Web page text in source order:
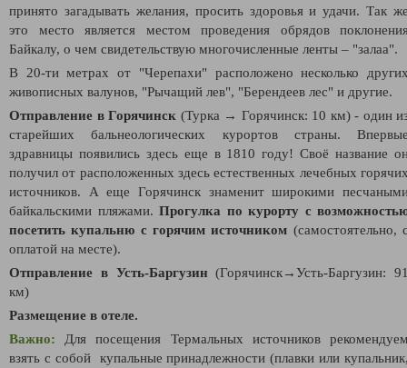
принято загадывать желания, просить здоровья и удачи. Так
это место является местом проведения обрядов
Байкалу, о чем свидетельствую многочисленные ленты – "залаа".
В 20-ти метрах от "Черепахи" расположено несколько
живописных валунов, "Рычащий лев", "Берендеев лес" и другие.
Отправление в Горячинск (Турка → Горячинск: 10 км) - один
старейших бальнеологических курортов страны.
здравницы появились здесь еще в 1810 году! Своё название
получил от расположенных здесь естественных лечебных
источников. А еще Горячинск знаменит широкими
байкальскими пляжами. Прогулка по курорту с
посетить купальню с горячим источником (самостоятельно,
оплатой на месте).
Отправление в Усть-Баргузин (Горячинск→Усть-Баргузин:
км)
Размещение в отеле.
Важно: Для посещения Термальных источников
взять с собой купальные принадлежности (плавки или